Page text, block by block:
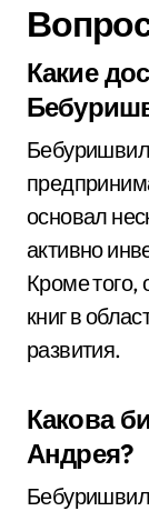
Какие
основал
активно
Кроме того,
книг в
развития.
Какова
Андрея?